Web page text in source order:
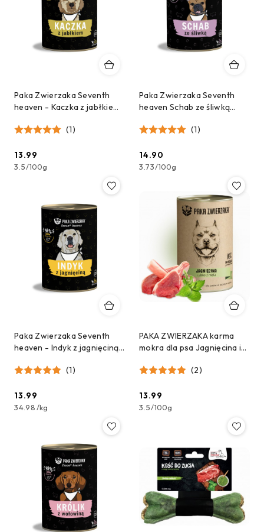
Paka Zwierzaka Seventh
heaven - Kaczka z jabłkiem
(1)
Cena:
13.99
3.5/100g
Paka Zwierzaka Seventh
heaven Schab ze śliwką
(1)
Cena:
14.90
3.73/100g
Paka Zwierzaka Seventh
heaven - Indyk z jagnięciną
(1)
Cena:
13.99
34.98/kg
PAKA ZWIERZAKA karma
mokra dla psa Jagnięcina i
(2)
Cena:
13.99
3.5/100g